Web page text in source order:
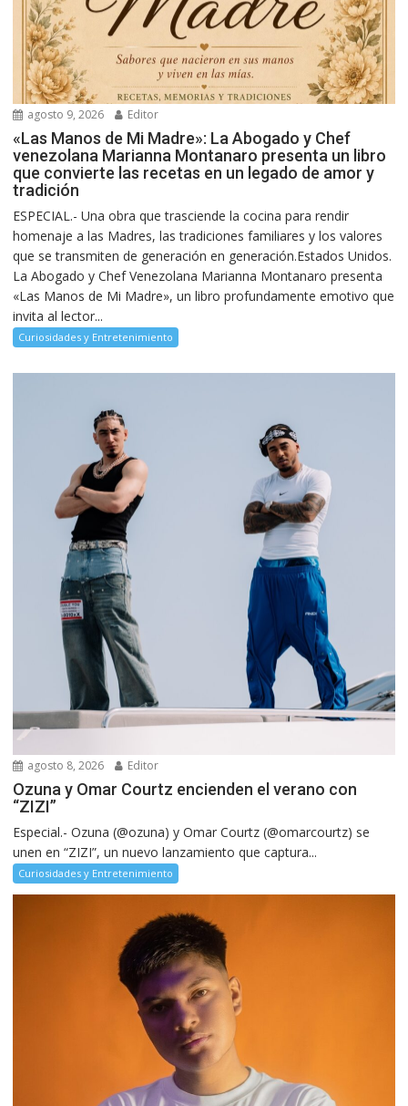
agosto 9, 2026 Editor
«Las Manos de Mi Madre»: La Abogado y Chef
venezolana Marianna Montanaro presenta un libro
que convierte las recetas en un legado de amor y
tradición
ESPECIAL.- Una obra que trasciende la cocina para rendir
homenaje a las Madres, las tradiciones familiares y los valores
que se transmiten de generación en generación.Estados Unidos.
La Abogado y Chef Venezolana Marianna Montanaro presenta
«Las Manos de Mi Madre», un libro profundamente emotivo que
invita al lector...
Curiosidades y Entretenimiento
agosto 8, 2026 Editor
Ozuna y Omar Courtz encienden el verano con
“ZIZI”
Especial.- Ozuna (@ozuna) y Omar Courtz (@omarcourtz) se
unen en “ZIZI”, un nuevo lanzamiento que captura...
Curiosidades y Entretenimiento